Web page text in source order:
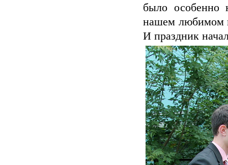
было особенно
нашем любимом
И праздник